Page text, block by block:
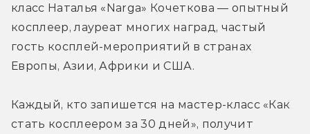
класс Наталья «Narga» Кочеткова — опытный
косплеер, лауреат многих наград, частый
гость косплей-мероприятий в странах
Европы, Азии, Африки и США.
Каждый, кто запишется на мастер-класс «Как
стать косплеером за 30 дней», получит